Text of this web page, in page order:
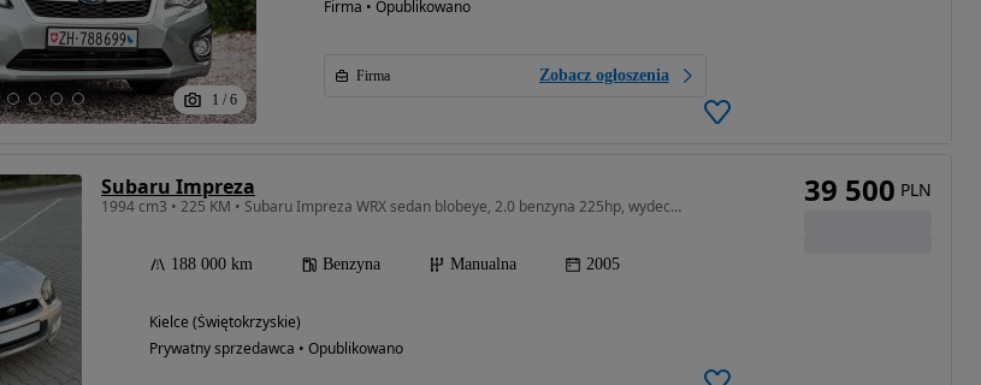
1 / 6
Firma • Opublikowano
Firma Zobacz ogłoszenia
Subaru Impreza
1994 cm3 • 225 KM • Subaru Impreza WRX sedan blobeye, 2.0 benzyna 225hp, wydech RM motors blow off radio CarPlay
188 000 km Benzyna Manualna 2005
Kielce (Świętokrzyskie)
Prywatny sprzedawca • Opublikowano
39 500 PLN